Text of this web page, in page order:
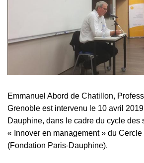
Emmanuel Abord de Chatillon,
Grenoble est intervenu le 10 avril
Dauphine, dans le cadre du cycle des
« Innover en management » du Cercle
(Fondation Paris-Dauphine).